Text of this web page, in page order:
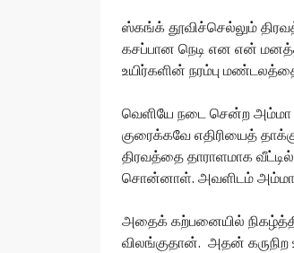
ஸ்கங்க் தூவிச்செல்லும்
கசப்பான நெடி என என்
உயிர்களின் நரம்பு
வெளியே நடை சென்ற அம்மா
குரைக்கவே எதிரியைத்
திரவத்தை தாராளமாக
சொன்னாள். அவளிடம்
அதைக் கற்பனையில்
விலங்குதான். அதன்